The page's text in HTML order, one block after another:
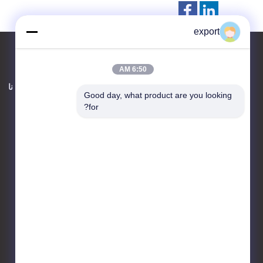
حول نا
export
6:50 AM
Good day, what product are you looking
for?